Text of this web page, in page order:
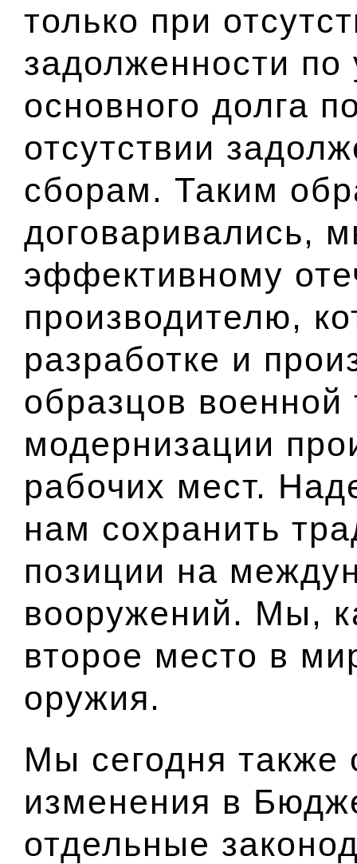
только при
задолженности по
основного долга
отсутствии
сборам. Таким
договаривались,
эффективному
производителю,
разработке и
образцов военной
модернизации
рабочих мест.
нам сохранить
позиции на
вооружений. Мы,
второе место в
оружия.
Мы сегодня также
изменения в
отдельные